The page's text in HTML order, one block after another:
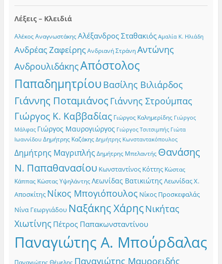
Λέξεις – Κλειδιά
Αλέκος Αναγνωστάκης Αλέξανδρος Σταθακιός Αμαλία Κ. Ηλιάδη
Ανδρέας Ζαφείρης Ανδριανή Στράνη Αντώνης
ΑνδρουλιδάκηςΑπόστολος
Παπαδημητρίου Βασίλης Βιλιάρδος
Γιάννης Ποταμιάνος Γιάννης Στρούμπας
Γιώργος Κ. Καββαδίας Γιώργος Καλημερίδης Γιώργος
Μάλφας Γιώργος Μαυρογιώργος Γιώργος Τσιτσιμπής Γιώτα
Ιωαννίδου Δημήτρης Καζάκης Δημήτρης Κωνσταντακόπουλος
Δημήτρης Μαγριπλής Δημήτρης Μπελαντής Θανάσης
Ν. Παπαθανασίου Κωνσταντίνος Κόττης Κώστας
Κάππας Κώστας Υψηλάντης Λεωνίδας ΒατικιώτηςΛεωνίδας Χ.
Αποσκίτης Νίκος Μπογιόπουλος Νίκος Προσκεφαλάς
Νίνα Γεωργιάδου Ναξάκης ΧάρηςΝικήτας
Χιωτίνης Πέτρος Παπακωνσταντίνου
Παναγιώτης Α. Μπούρδαλας
Παναγιώτης Θέμελης Παναγιώτης Μαυροειδής